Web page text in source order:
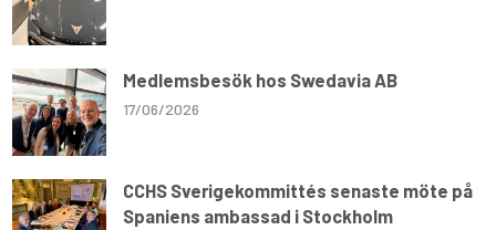
Medlemsbesök hos Swedavia AB
17/06/2026
CCHS Sverigekommittés senaste möte på
Spaniens ambassad i Stockholm